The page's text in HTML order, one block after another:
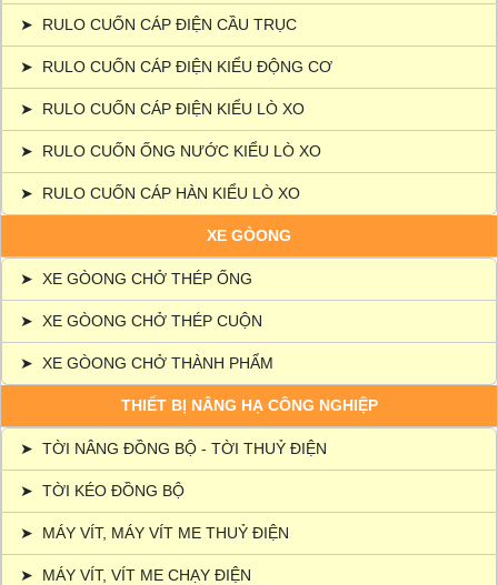
➤ RULO CUỐN CÁP ĐIỆN CẦU TRỤC
➤ RULO CUỐN CÁP ĐIỆN KIỂU ĐỘNG CƠ
➤ RULO CUỐN CÁP ĐIỆN KIỂU LÒ XO
➤ RULO CUỐN ỐNG NƯỚC KIỂU LÒ XO
➤ RULO CUỐN CÁP HÀN KIỂU LÒ XO
XE GÒONG
➤ XE GÒONG CHỞ THÉP ỐNG
➤ XE GÒONG CHỞ THÉP CUỘN
➤ XE GÒONG CHỞ THÀNH PHẨM
THIẾT BỊ NÂNG HẠ CÔNG NGHIỆP
➤ TỜI NÂNG ĐỒNG BỘ - TỜI THUỶ ĐIỆN
➤ TỜI KÉO ĐỒNG BỘ
➤ MÁY VÍT, MÁY VÍT ME THUỶ ĐIỆN
➤ MÁY VÍT, VÍT ME CHẠY ĐIỆN